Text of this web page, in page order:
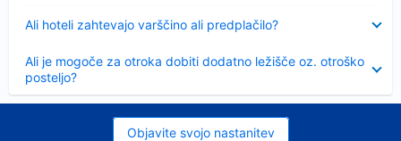
Ali hoteli zahtevajo varščino ali predplačilo?
Ali je mogoče za otroka dobiti dodatno ležišče oz. otroško
posteljo?
Objavite svojo nastanitev